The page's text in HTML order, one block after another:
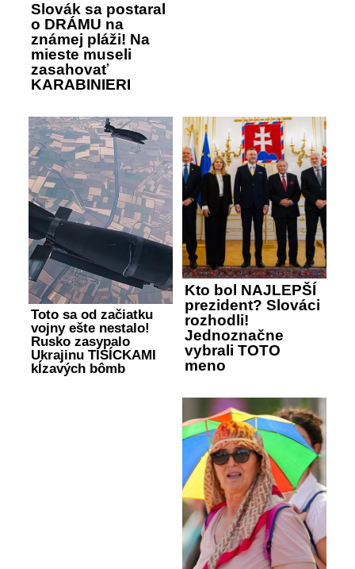
Slovák sa postaral
o DRÁMU na
známej pláži! Na
mieste museli
zasahovať
KARABINIERI
Toto sa od začiatku
vojny ešte nestalo!
Rusko zasypalo
Ukrajinu TISÍCKAMI
kĺzavých bômb
Kto bol NAJLEPŠÍ
prezident? Slováci
rozhodli!
Jednoznačne
vybrali TOTO
meno